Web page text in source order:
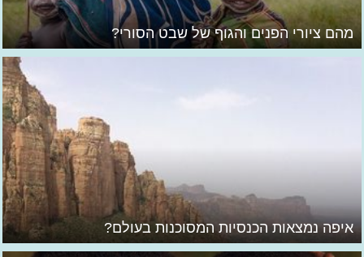
מהם ציורי הפנים והגוף של שבט הסורי?
איפה נמצאות הכנסיות המסוכנות בעולם?